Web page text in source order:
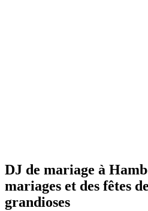
DJ de mariage à
mariages et des fêtes
grandioses